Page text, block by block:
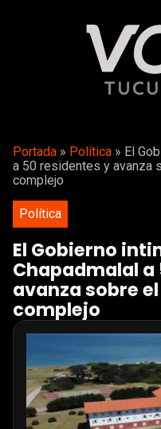
Portada » Política » El
a 50 residentes y avanza
complejo
Política
El Gobierno
Chapadmalal
avanza sobre
complejo